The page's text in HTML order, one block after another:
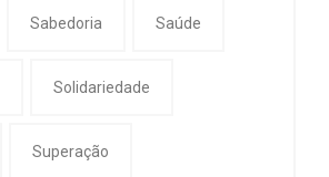
Sabedoria Saúde
Solidariedade
Superação